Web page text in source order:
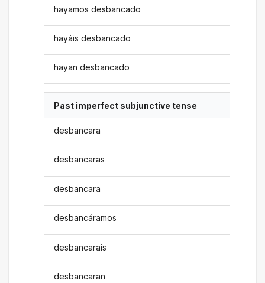
hayamos desbancado
hayáis desbancado
hayan desbancado
Past imperfect subjunctive tense
desbancara
desbancaras
desbancara
desbancáramos
desbancarais
desbancaran